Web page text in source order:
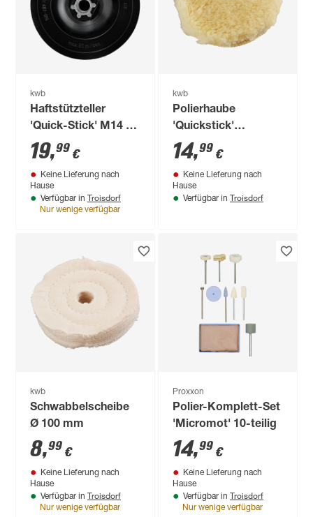
kwb
Haftstützteller
'Quick-Stick' M14 Ø
115 mm
19,99 €
Keine Lieferung nach
Hause
Verfügbar in Troisdorf
Nur wenige verfügbar
kwb
Polierhaube
'Quickstick'
Lammfell
selbsthaftend Ø 125
mm
14,99 €
Keine Lieferung nach
Hause
Verfügbar in Troisdorf
kwb
Schwabbelscheibe
Ø 100 mm
8,99 €
Keine Lieferung nach
Hause
Verfügbar in Troisdorf
Nur wenige verfügbar
Proxxon
Polier-Komplett-Set
'Micromot' 10-teilig
14,99 €
Keine Lieferung nach
Hause
Verfügbar in Troisdorf
Nur wenige verfügbar